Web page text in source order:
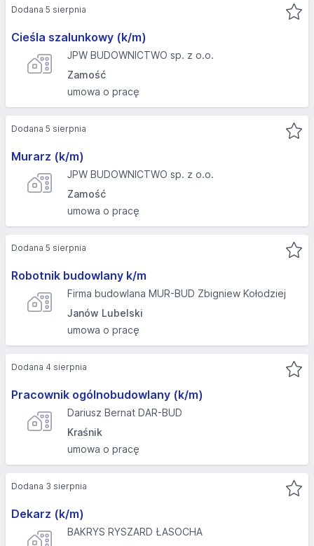
Cieśla szalunkowy (k/m)
JPW BUDOWNICTWO sp. z o.o.
Zamość
umowa o pracę
Dodana 5 sierpnia
Murarz (k/m)
JPW BUDOWNICTWO sp. z o.o.
Zamość
umowa o pracę
Dodana 5 sierpnia
Robotnik budowlany k/m
Firma budowlana MUR-BUD Zbigniew Kołodziej
Janów Lubelski
umowa o pracę
Dodana 5 sierpnia
Pracownik ogólnobudowlany (k/m)
Dariusz Bernat DAR-BUD
Kraśnik
umowa o pracę
Dodana 4 sierpnia
Dekarz (k/m)
BAKRYS RYSZARD ŁASOCHA
Dodana 3 sierpnia